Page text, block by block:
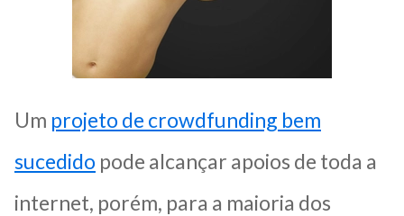
Um projeto de crowdfunding bem
sucedido pode alcançar apoios de toda a
internet, porém, para a maioria dos